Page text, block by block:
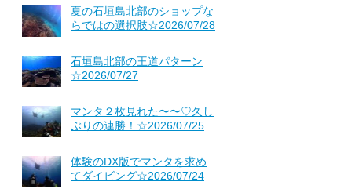
夏の石垣島北部のショップな
らではの選択肢☆2026/07/28
石垣島北部の王道パターン
☆2026/07/27
マンタ２枚見れた〜〜♡久し
ぶりの連勝！☆2026/07/25
体験のDX版でマンタを求め
てダイビング☆2026/07/24